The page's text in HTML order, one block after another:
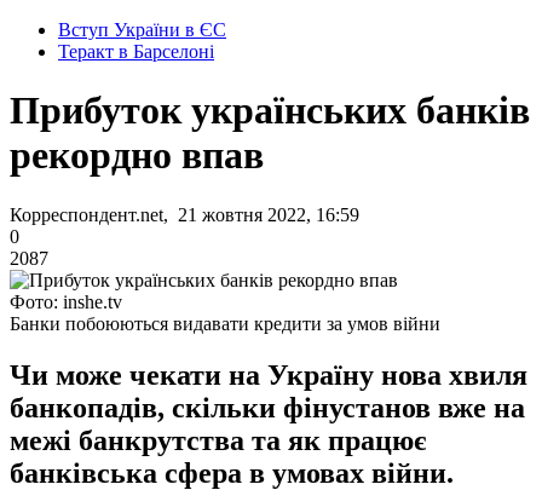
Вступ України в ЄС
Теракт в Барселоні
Прибуток українських банків
рекордно впав
Корреспондент.net, 21 жовтня 2022, 16:59
0
2087
Фото: inshe.tv
Банки побоюються видавати кредити за умов війни
Чи може чекати на Україну нова хвиля
банкопадів, скільки фінустанов вже на
межі банкрутства та як працює
банківська сфера в умовах війни.